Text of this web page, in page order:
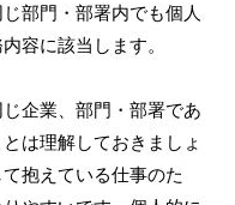
部門・部署内でも個人
容に該当します。
企業、部門・部署であ
は理解しておきましょ
抱えている仕事のた